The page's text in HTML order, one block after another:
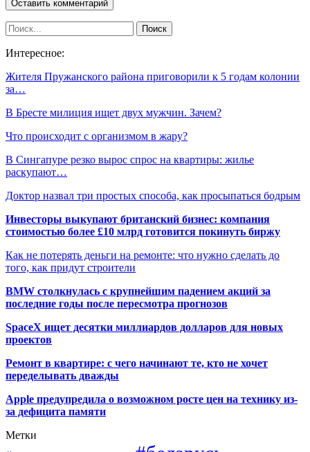
Интересное:
Жителя Пружанского района приговорили к 5 годам колонии
за…
В Бресте милиция ищет двух мужчин. Зачем?
Что происходит с организмом в жару?
В Сингапуре резко вырос спрос на квартиры: жилье
раскупают…
Доктор назвал три простых способа, как просыпаться бодрым
Инвесторы выкупают британский бизнес: компания
стоимостью более £10 млрд готовится покинуть биржу
Как не потерять деньги на ремонте: что нужно сделать до
того, как придут строители
BMW столкнулась с крупнейшим падением акций за
последние годы после пересмотра прогнозов
SpaceX ищет десятки миллиардов долларов для новых
проектов
Ремонт в квартире: с чего начинают те, кто не хочет
переделывать дважды
Apple предупредила о возможном росте цен на технику из-
за дефицита памяти
Метки